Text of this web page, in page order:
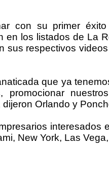
con su primer
en los listados de La
sus respectivos
que ya
Orlando y
interesados
New York, Las